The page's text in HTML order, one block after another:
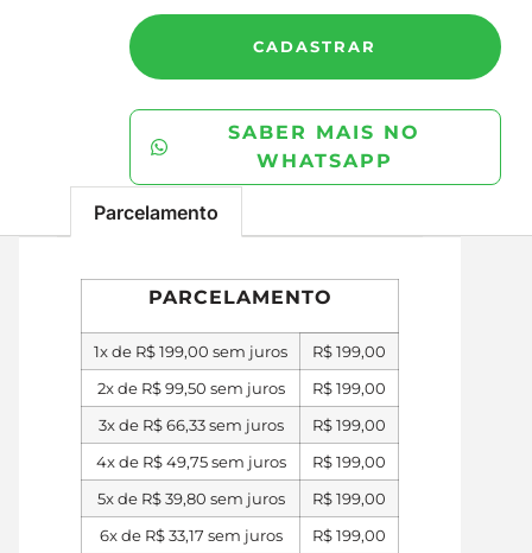
CADASTRAR
SABER MAIS NO
WHATSAPP
Parcelamento
PARCELAMENTO
1x de R$199,00 sem juros R$199,00
2x de R$99,50 sem juros R$199,00
3x de R$66,33sem juros R$199,00
4x de R$49,75sem juros R$199,00
5x de R$39,80 sem juros R$199,00
6x de R$33,17 sem juros R$199,00